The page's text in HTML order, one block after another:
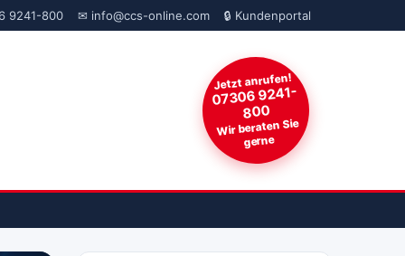
9241-800 ✉ info@ccs-online.com 🔒 Kundenportal
Jetzt anrufen!
07306 9241-
800
Wir beraten Sie
gerne